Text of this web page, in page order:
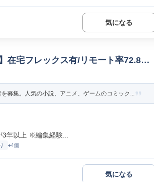
気になる
在宅フレックス有/リモート率72.8%
募集。人気の小説、アニメ、ゲームのコミック...
年以上 ※編集経験...
+4個
気になる